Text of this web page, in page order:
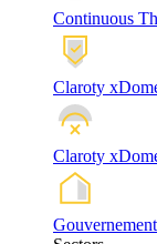
Continuous
Claroty
Claroty